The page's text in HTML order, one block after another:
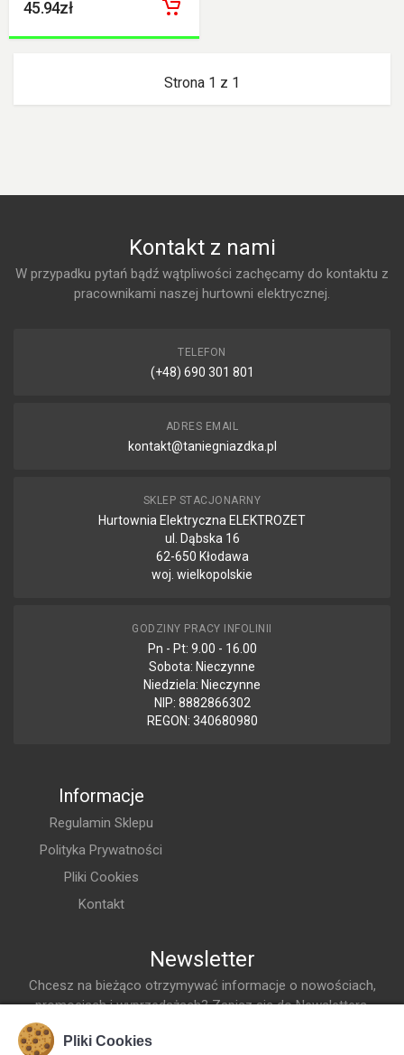
45.94zł
Strona 1 z 1
Kontakt z nami
W przypadku pytań bądź wątpliwości zachęcamy do kontaktu z
pracownikami naszej hurtowni elektrycznej.
TELEFON
(+48) 690 301 801
ADRES EMAIL
kontakt@taniegniazdka.pl
SKLEP STACJONARNY
Hurtownia Elektryczna ELEKTROZET
ul. Dąbska 16
62-650 Kłodawa
woj. wielkopolskie
GODZINY PRACY INFOLINII
Pn - Pt: 9.00 - 16.00
Sobota: Nieczynne
Niedziela: Nieczynne
NIP: 8882866302
REGON: 340680980
Informacje
Regulamin Sklepu
Polityka Prywatności
Pliki Cookies
Kontakt
Newsletter
Chcesz na bieżąco otrzymywać informacje o nowościach,
promocjach i wyprzedażach? Zapisz się do Newslettera.
Adres EmailPliki Cookies